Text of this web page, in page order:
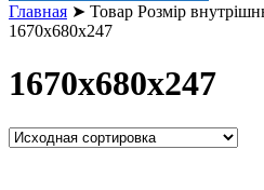
Главная ➤ Товар Розмір
1670x680x247
1670x680x247